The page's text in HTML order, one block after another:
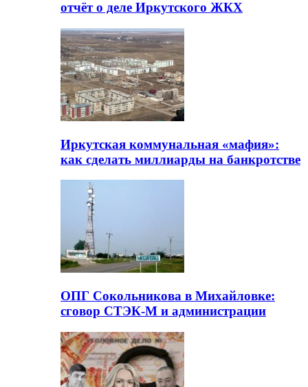
отчёт о деле Иркутского ЖКХ
Иркутская коммунальная «мафия»:
как сделать миллиарды на банкротстве
ОПГ Сокольникова в Михайловке:
сговор СТЭК-М и администрации